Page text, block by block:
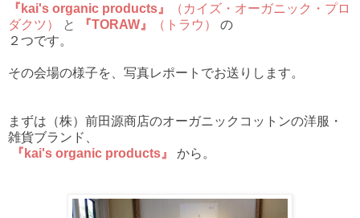
『kai's organic products』
（カイズ・オーガニック・プロ
ダクツ）
と 『TORAW』 （トラウ）
の
２つです。
その会場の様子を、写真レポートでお送りします。
まずは（株）前田源商店のオーガニックコットンの洋服・
雑貨ブランド、
『kai's organic products』
から。